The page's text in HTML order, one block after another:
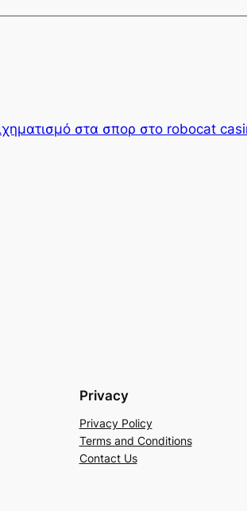
στα σπορ στο robocat
Privacy
Privacy Policy
Terms and Conditions
Contact Us